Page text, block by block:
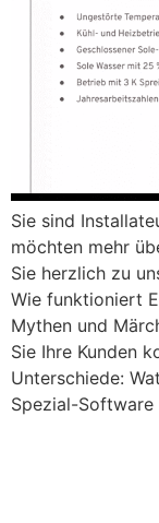
Sie sind
möchten mehr
Sie herzlich zu
Wie funktioniert
Mythen und
Sie Ihre Kunden
Unterschiede:
Spezial-